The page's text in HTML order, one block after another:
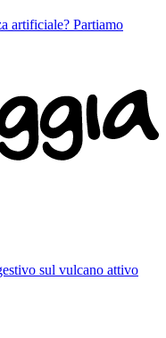
artificiale? Partiamo
sul vulcano attivo